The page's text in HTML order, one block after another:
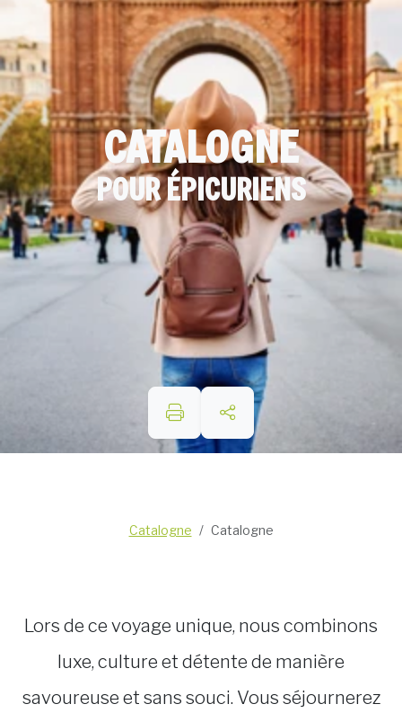
CATALOGNE
POUR ÉPICURIENS
Catalogne Catalogne
Lors de ce voyage unique, nous combinons
luxe, culture et détente de manière
savoureuse et sans souci. Vous séjournerez